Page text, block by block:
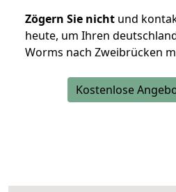
Zögern Sie nicht und
heute, um Ihren
Worms nach Zweibrücken
Kostenlose